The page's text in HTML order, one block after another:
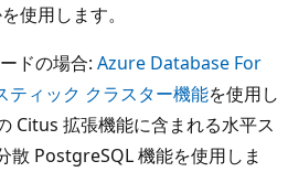
使用します。
ドの場合: Azure Database For
ティック クラスター機能を使用し
Citus 拡張機能に含まれる水平ス
散 PostgreSQL 機能を使用しま